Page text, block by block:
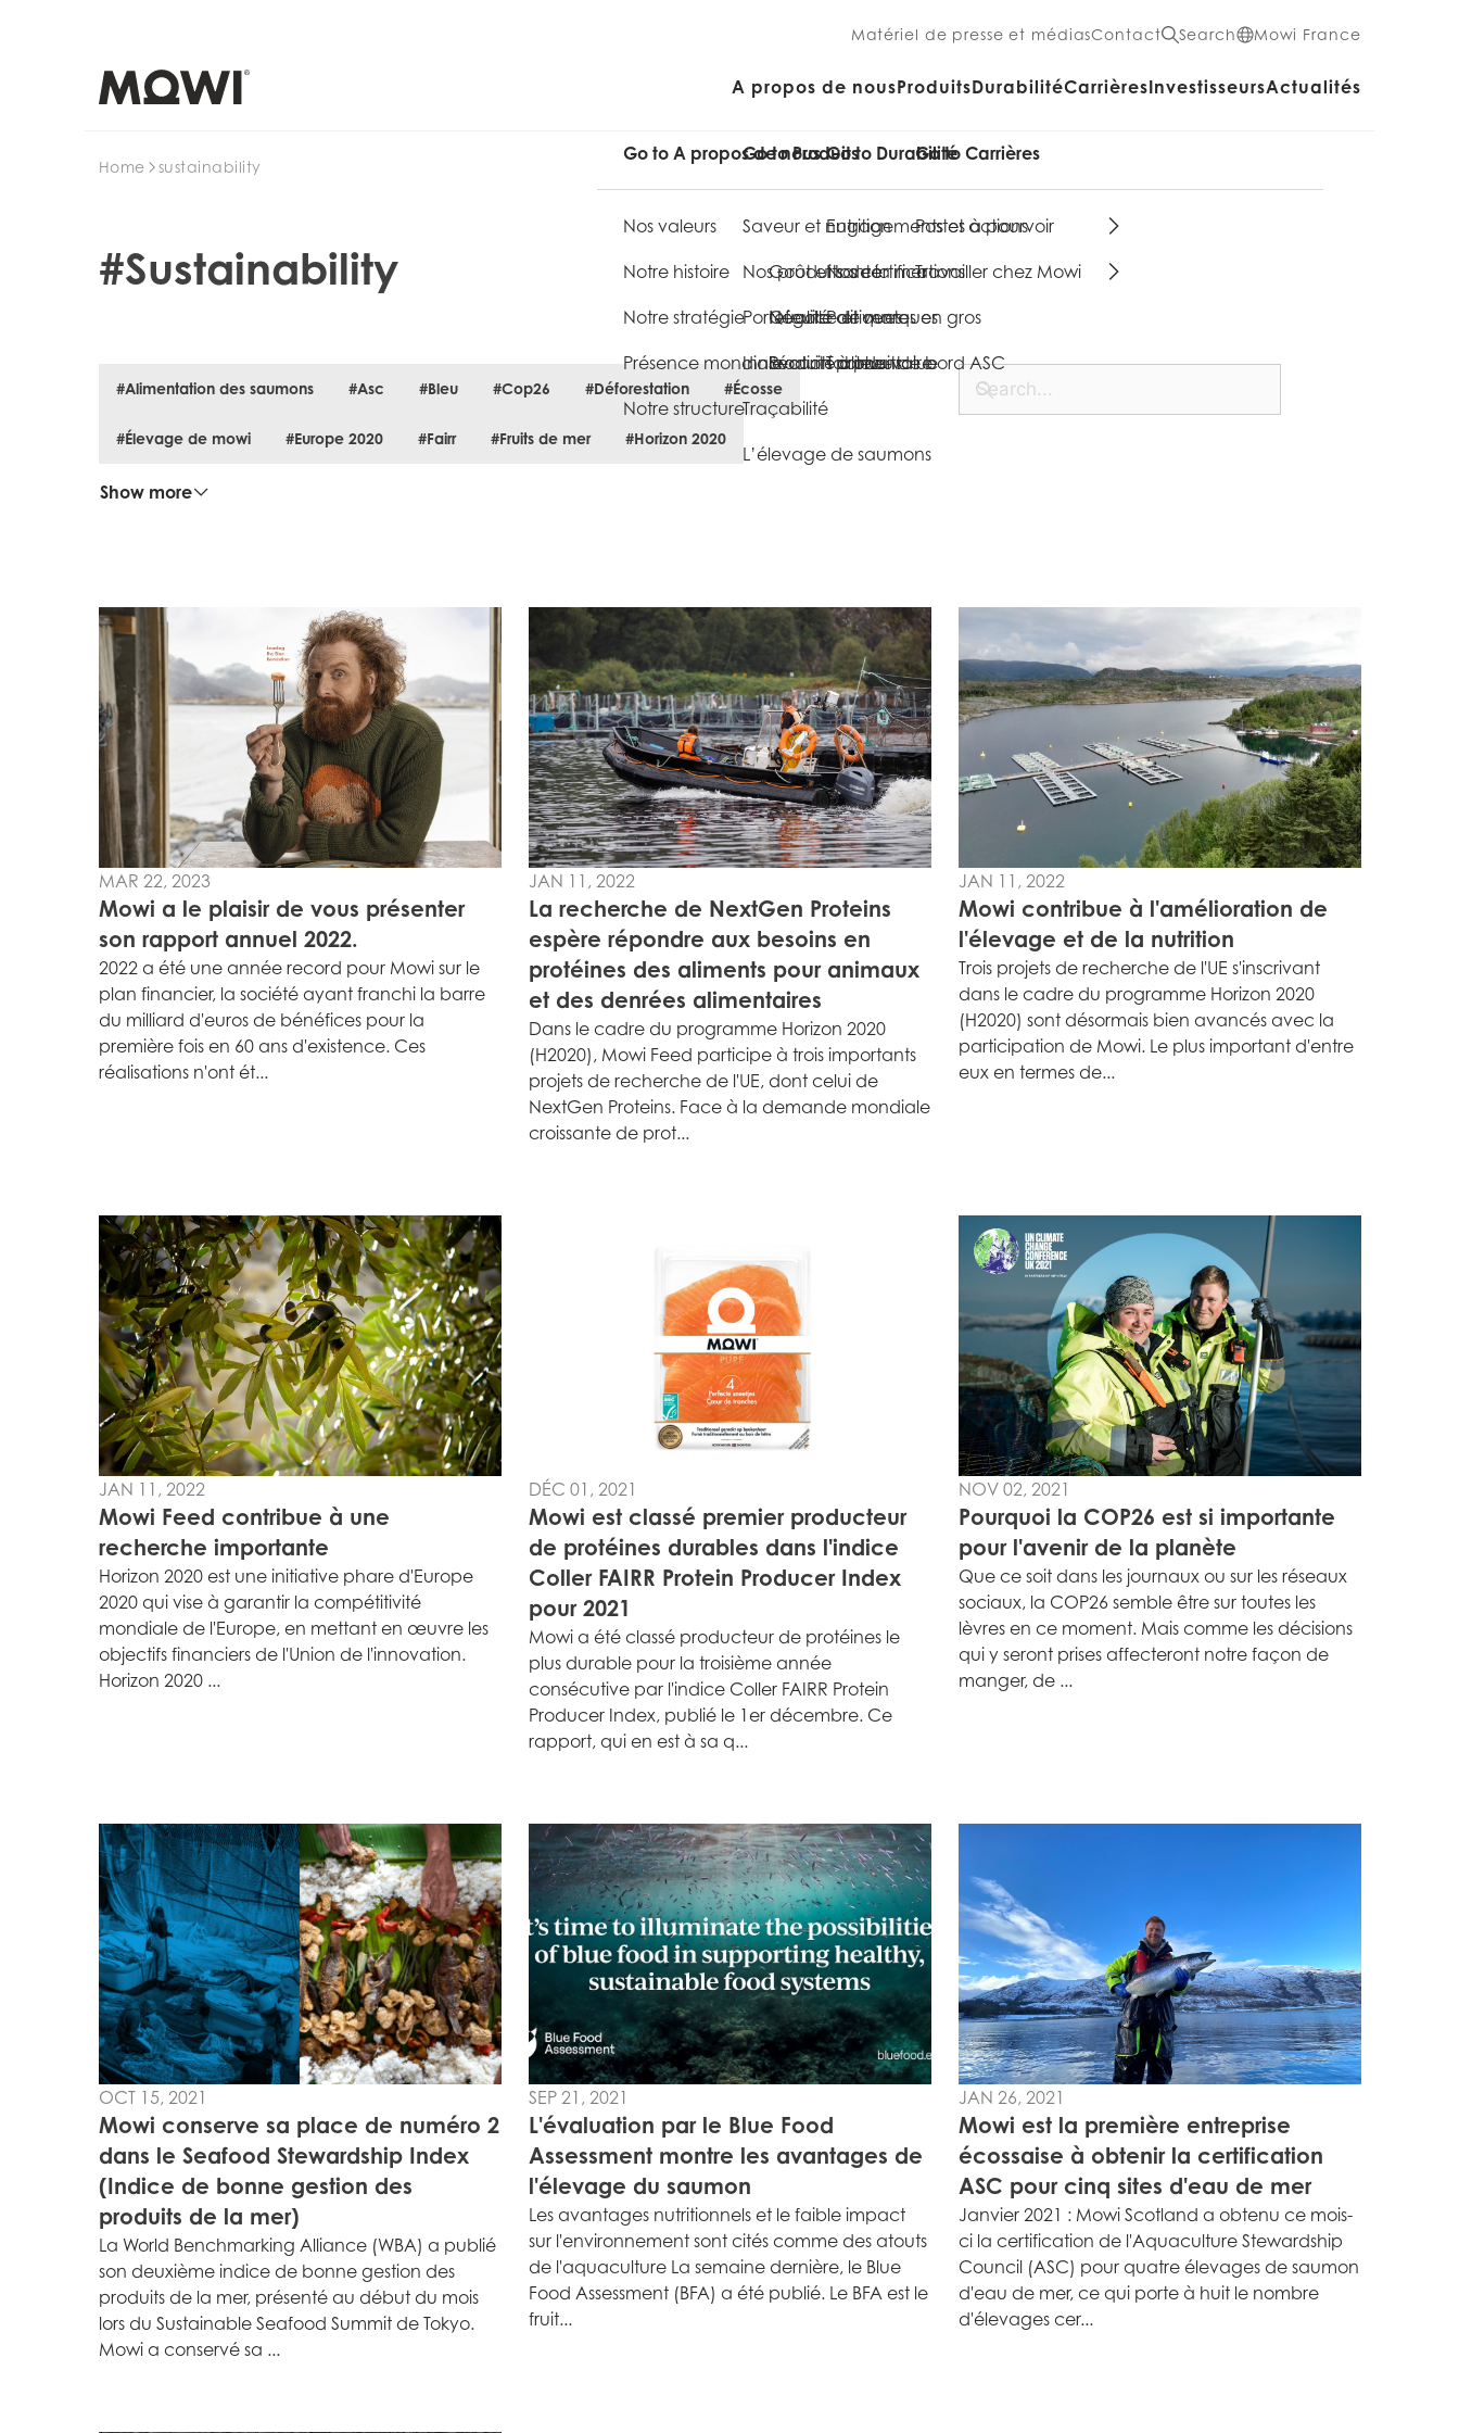
Matériel de presse et médiasContact Search Mowi France
A propos de nous
Go to A propos de nous
Nos valeurs
Notre histoire
Notre stratégie
Présence mondiale
Notre structure
Produits
Go to Produits
Saveur et nutrition
Goût et santé
Qualité
Sécurité alimentaire
Nos produits de la mer
Négoce et ventes en gros
Produits à plus-value
Portefeuille de marques
Innovation produits
Traçabilité
L’élevage de saumons
Durabilité
Go to Durabilité
Engagements et actions
Nos certifications
Politiques
Tableau de bord ASC
Carrières
Go to Carrières
Postes à pourvoir
Travailler chez Mowi
InvestisseursActualités
Mowi Global
Mowi Korea
Mowi Taiwan
Europe
Mowi Belgium (FR)
Mowi Belgium (NL)
Mowi Czechia (CZ)
Mowi Czechia (EN)
Mowi Faroe Islands
Mowi FranceACTIVE
Mowi Germany
Mowi Ireland
Mowi Italy
Mowi Netherlands
Mowi Norway
Mowi Poland
Mowi Scotland
Mowi Spain
Mowi Turkey
Americas
Mowi Canada East
Mowi Canada West
Mowi Chile
Continue
Home sustainability
#Sustainability
#Alimentation des saumons #Asc #Bleu #Cop26 #Déforestation #Écosse
#Élevage de mowi #Europe 2020 #Fairr #Fruits de mer #Horizon 2020
Show more
MAR 22, 2023
Mowi a le plaisir de vous présenter
son rapport annuel 2022.
2022 a été une année record pour Mowi sur le
plan financier, la société ayant franchi la barre
du milliard d'euros de bénéfices pour la
première fois en 60 ans d'existence. Ces
réalisations n'ont ét...
JAN 11, 2022
La recherche de NextGen Proteins
espère répondre aux besoins en
protéines des aliments pour animaux
et des denrées alimentaires
Dans le cadre du programme Horizon 2020
(H2020), Mowi Feed participe à trois importants
projets de recherche de l'UE, dont celui de
NextGen Proteins. Face à la demande mondiale
croissante de prot...
JAN 11, 2022
Mowi contribue à l'amélioration de
l'élevage et de la nutrition
Trois projets de recherche de l'UE s'inscrivant
dans le cadre du programme Horizon 2020
(H2020) sont désormais bien avancés avec la
participation de Mowi. Le plus important d'entre
eux en termes de...
JAN 11, 2022
Mowi Feed contribue à une
recherche importante
Horizon 2020 est une initiative phare d'Europe
2020 qui vise à garantir la compétitivité
mondiale de l'Europe, en mettant en œuvre les
objectifs financiers de l'Union de l'innovation.
Horizon 2020 ...
DÉC 01, 2021
Mowi est classé premier producteur
de protéines durables dans l'indice
Coller FAIRR Protein Producer Index
pour 2021
Mowi a été classé producteur de protéines le
plus durable pour la troisième année
consécutive par l'indice Coller FAIRR Protein
Producer Index, publié le 1er décembre. Ce
rapport, qui en est à sa q...
NOV 02, 2021
Pourquoi la COP26 est si importante
pour l'avenir de la planète
Que ce soit dans les journaux ou sur les réseaux
sociaux, la COP26 semble être sur toutes les
lèvres en ce moment. Mais comme les décisions
qui y seront prises affecteront notre façon de
manger, de ...
OCT 15, 2021
Mowi conserve sa place de numéro 2
dans le Seafood Stewardship Index
(Indice de bonne gestion des
produits de la mer)
La World Benchmarking Alliance (WBA) a publié
son deuxième indice de bonne gestion des
produits de la mer, présenté au début du mois
lors du Sustainable Seafood Summit de Tokyo.
Mowi a conservé sa ...
SEP 21, 2021
L'évaluation par le Blue Food
Assessment montre les avantages de
l'élevage du saumon
Les avantages nutritionnels et le faible impact
sur l'environnement sont cités comme des atouts
de l'aquaculture La semaine dernière, le Blue
Food Assessment (BFA) a été publié. Le BFA est le
fruit...
JAN 26, 2021
Mowi est la première entreprise
écossaise à obtenir la certification
ASC pour cinq sites d'eau de mer
Janvier 2021 : Mowi Scotland a obtenu ce mois-
ci la certification de l'Aquaculture Stewardship
Council (ASC) pour quatre élevages de saumon
d'eau de mer, ce qui porte à huit le nombre
d'élevages cer...